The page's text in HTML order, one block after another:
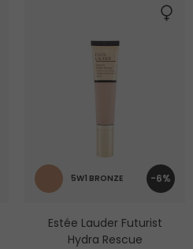
-6%
5W1 BRONZE
Estée Lauder Futurist
Hydra Rescue